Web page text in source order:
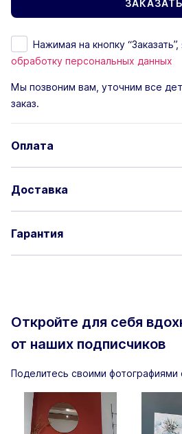
Нажимая на кнопку
обработку персональных данных
Мы позвоним вам, уточним все
заказ.
Оплата
Доставка
Гарантия
Откройте для себя
от наших подписчиков
Поделитесь своими фотографиями